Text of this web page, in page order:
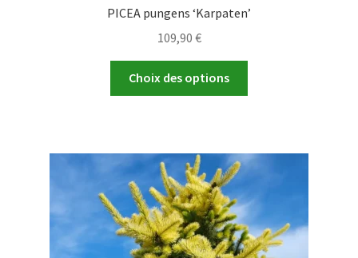
PICEA pungens ‘Karpaten’
109,90 €
Choix des options
Les
être
choisies